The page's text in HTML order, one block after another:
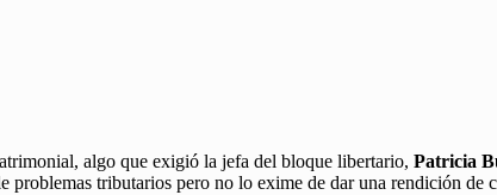
algo que exigió la jefa del bloque libertario, Patricia
tributarios pero no lo exime de dar una rendición de